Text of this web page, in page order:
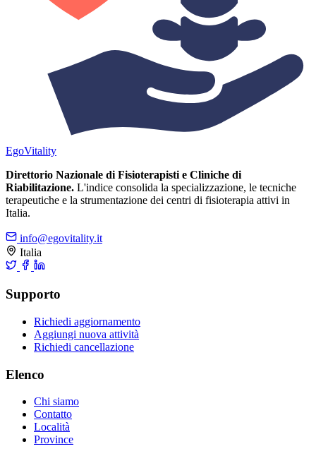
EgoVitality
Direttorio Nazionale di Fisioterapisti e Cliniche di
Riabilitazione. L'indice consolida la specializzazione, le tecniche
terapeutiche e la strumentazione dei centri di fisioterapia attivi in
Italia.
info@egovitality.it
Italia
Supporto
Richiedi aggiornamento
Aggiungi nuova attività
Richiedi cancellazione
Elenco
Chi siamo
Contatto
Località
Province